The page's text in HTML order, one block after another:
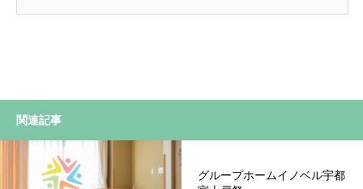
関連記事
グループホームイノベル宇都